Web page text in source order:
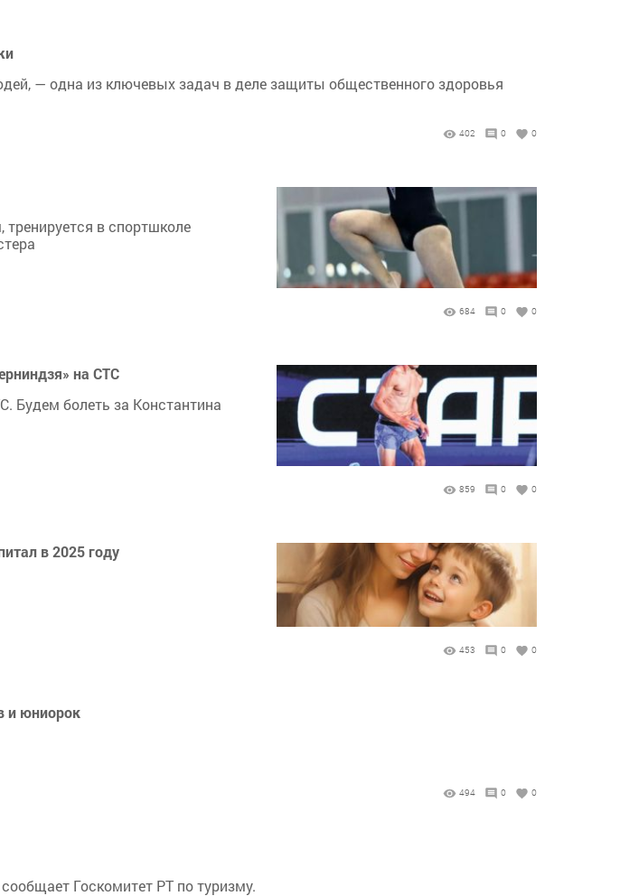
— одна из ключевых задач в деле защиты общественного здоровья
402 0 0
в спортшколе
684 0 0
на СТС
Будем болеть за Константина
859 0 0
в 2025 году
453 0 0
и юниорок
494 0 0
Госкомитет РТ по туризму.